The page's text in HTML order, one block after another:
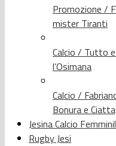
Promozione /
mister Tiranti
Calcio / Tutto
l’Osimana
Calcio /
Bonura e
Jesina Calcio
Rugby Jesi